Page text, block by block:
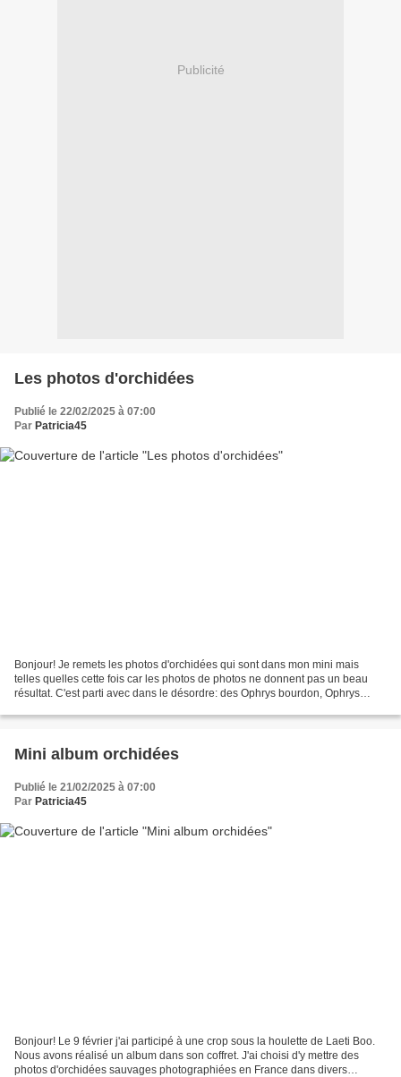
Publicité
Les photos d'orchidées
Publié le 22/02/2025 à 07:00
Par Patricia45
Bonjour! Je remets les photos d'orchidées qui sont dans mon mini mais
telles quelles cette fois car les photos de photos ne donnent pas un beau
résultat. C'est parti avec dans le désordre: des Ophrys bourdon, Ophrys
Mini album orchidées
Publié le 21/02/2025 à 07:00
Par Patricia45
Bonjour! Le 9 février j'ai participé à une crop sous la houlette de Laeti Boo.
Nous avons réalisé un album dans son coffret. J'ai choisi d'y mettre des
photos d'orchidées sauvages photographiées en France dans divers